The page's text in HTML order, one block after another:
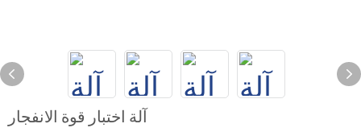
آلة اختبار قوة الانفجار